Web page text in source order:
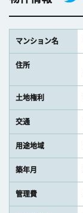
マンション名
住所
土地権利
交通
用途地域
築年月
管理費